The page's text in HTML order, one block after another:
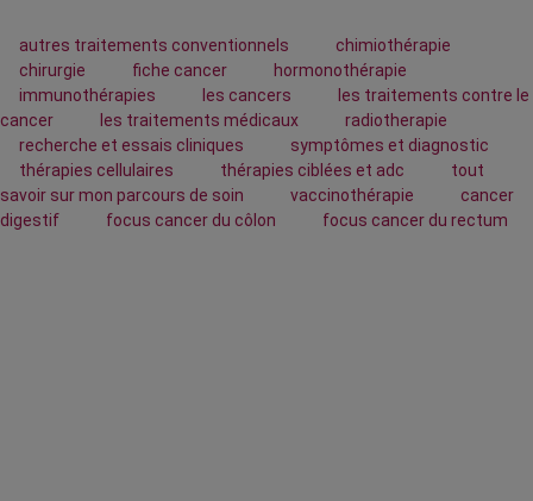
autres traitements conventionnels
chimiothérapie
chirurgie
fiche cancer
hormonothérapie
immunothérapies
les cancers
les traitements contre le
cancer
les traitements médicaux
radiotherapie
recherche et essais cliniques
symptômes et diagnostic
thérapies cellulaires
thérapies ciblées et adc
tout
savoir sur mon parcours de soin
vaccinothérapie
cancer
digestif
focus cancer du côlon focus cancer du rectum